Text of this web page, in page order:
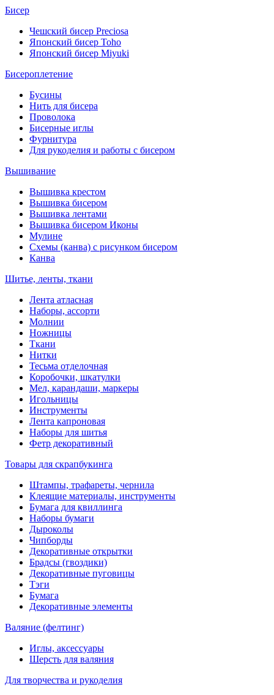
Бисер
Чешский бисер Preciosa
Японский бисер Toho
Японский бисер Miyuki
Бисероплетение
Бусины
Нить для бисера
Проволока
Бисерные иглы
Фурнитура
Для рукоделия и работы с бисером
Вышивание
Вышивка крестом
Вышивка бисером
Вышивка лентами
Вышивка бисером Иконы
Мулине
Схемы (канва) с рисунком бисером
Канва
Шитье, ленты, ткани
Лента атласная
Наборы, ассорти
Молнии
Ножницы
Ткани
Нитки
Тесьма отделочная
Коробочки, шкатулки
Мел, карандаши, маркеры
Игольницы
Инструменты
Лента капроновая
Наборы для шитья
Фетр декоративный
Товары для скрапбукинга
Штампы, трафареты, чернила
Клеящие материалы, инструменты
Бумага для квиллинга
Наборы бумаги
Дыроколы
Чипборды
Декоративные открытки
Брадсы (гвоздики)
Декоративные пуговицы
Тэги
Бумага
Декоративные элементы
Валяние (фелтинг)
Иглы, аксессуары
Шерсть для валяния
Для творчества и рукоделия